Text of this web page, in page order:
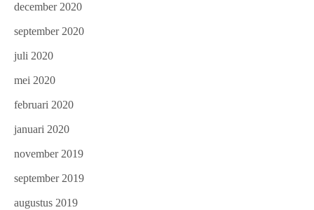
december 2020
september 2020
juli 2020
mei 2020
februari 2020
januari 2020
november 2019
september 2019
augustus 2019